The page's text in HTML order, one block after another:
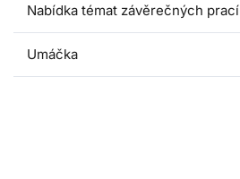
Nabídka témat závěrečných prací
Umáčka